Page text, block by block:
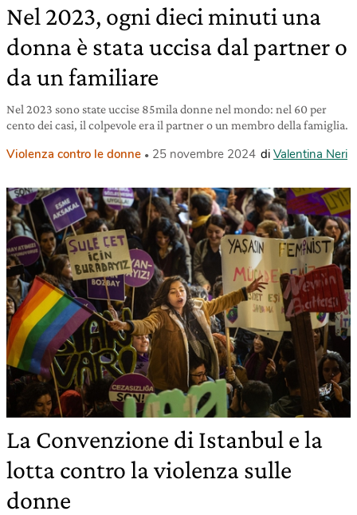
Nel 2023, ogni dieci minuti una
donna è stata uccisa dal partner o
da un familiare
Nel 2023 sono state uccise 85mila donne nel mondo: nel 60 per
cento dei casi, il colpevole era il partner o un membro della famiglia.
Violenza contro le donne 25 novembre 2024 di Valentina Neri
La Convenzione di Istanbul e la
lotta contro la violenza sulle
donne